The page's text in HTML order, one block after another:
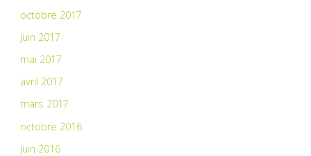
octobre 2017
juin 2017
mai 2017
avril 2017
mars 2017
octobre 2016
juin 2016